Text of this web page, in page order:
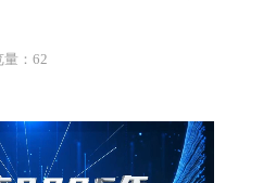
量：62